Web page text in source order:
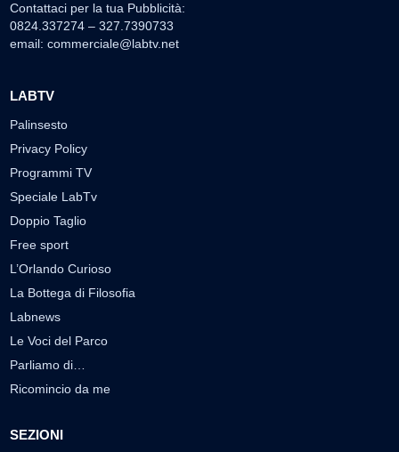
Contattaci per la tua Pubblicità:
0824.337274 – 327.7390733
email: commerciale@labtv.net
LABTV
Palinsesto
Privacy Policy
Programmi TV
Speciale LabTv
Doppio Taglio
Free sport
L’Orlando Curioso
La Bottega di Filosofia
Labnews
Le Voci del Parco
Parliamo di…
Ricomincio da me
SEZIONI